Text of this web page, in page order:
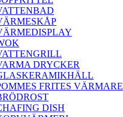
DRYCKER
FRITES VÄRMARE
DISH